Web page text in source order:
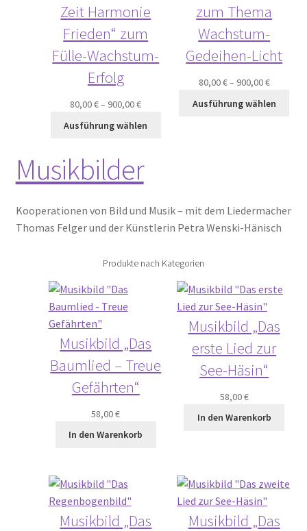
Zeit Harmonie
Frieden“ zum
Fülle-Wachstum-
Erfolg
80,00€– 900,00€
Ausführung wählen
zum Thema
Wachstum-
Gedeihen-Licht
80,00€– 900,00€
Ausführung wählen
Musikbilder
Kooperationen von Bild und Musik – mit dem Liedermacher
Thomas Felger und der Künstlerin Petra Wenski-Hänisch
Produkte nach Kategorien
Musikbild „Das
Baumlied – Treue
Gefährten“
58,00€
In den Warenkorb
Musikbild „Das
erste Lied zur
See-Häsin“
58,00€
In den Warenkorb
Musikbild „Das
Musikbild „Das